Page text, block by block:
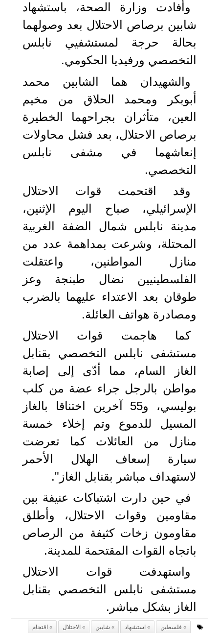
وأفادت وزارة الصحة، باستشهاد
شابين برصاص الاحتلال بعد وصولهما
بحالة حرجة لمستشفيي نابلس
التخصصي ورفيديا الحكومي.
والشهيدان هما الشابين محمد
أبوبكر ومحمد الحلاق من مخيم
العين، متأثران بجراحهما الخطيرة
برصاص الاحتلال، بعد فشل محاولات
إنعاشهما في مشفى نابلس
التخصصي.
وقد اقتحمت قوات الاحتلال
الإسرائيلي، صباح اليوم الإثنين،
مدينة نابلس شمال الضفة الغربية
المحتلة، وشرعت بمداهمة عدد من
منازل المواطنين، واعتقلت
الفلسطينيين نضال طبنجة وعز
طوقان بعد الاعتداء عليهما بالضرب
ومصادرة هواتف العائلة.
كما هاجمت قوات الاحتلال
مستشفى نابلس التخصصي بقنابل
الغاز السام، مما أدّى إلى إصابة
مواطن بالرجل جراء عضة من كلب
بوليسي، و55 آخرين اختناقا بالغاز
المسيل للدموع وتم إخلاء خمسة
منازل من العائلات كما تعرضت
سيارة إسعاف الهلال الأحمر
لاستهداف مباشر بقنابل الغاز".
في حين دارت اشتباكات عنيفة بين
مقاومين وقوات الاحتلال، وأطلق
مقاومون زخات كثيفة من الرصاص
باتجاه القوات المقتحمة للمدينة.
واستهدفت قوات الاحتلال
مستشفى نابلس التخصصي بقنابل
الغاز بشكل مباشر.
فلسطين استشهاد شابين الاحتلال اقتحام